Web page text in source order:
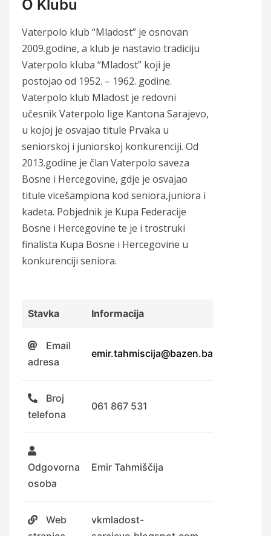
O Klubu
Vaterpolo klub “Mladost” je osnovan
2009.godine, a klub je nastavio tradiciju
Vaterpolo kluba “Mladost” koji je
postojao od 1952. – 1962. godine.
Vaterpolo klub Mladost je redovni
učesnik Vaterpolo lige Kantona Sarajevo,
u kojoj je osvajao titule Prvaka u
seniorskoj i juniorskoj konkurenciji. Od
2013.godine je član Vaterpolo saveza
Bosne i Hercegovine, gdje je osvajao
titule vicešampiona kod seniora,juniora i
kadeta. Pobjednik je Kupa Federacije
Bosne i Hercegovine te je i trostruki
finalista Kupa Bosne i Hercegovine u
konkurenciji seniora.
Stavka Informacija
Email
adresa
emir.tahmiscija@bazen.ba
Broj
telefona
061 867 531
Odgovorna
osoba
Emir Tahmiščija
Web
vkmladost-